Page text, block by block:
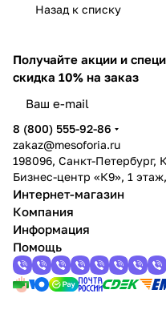
Назад к списку
Получайте акции и
скидка 10% на заказ
8 (800) 555-92-86
zakaz@mesoforia.ru
198096, Санкт-Петербург,
Бизнес-центр «К9», 1
Интернет-магазин
Компания
Информация
Помощь